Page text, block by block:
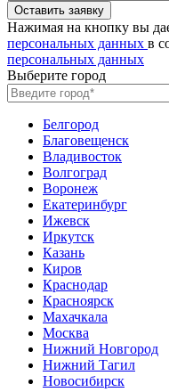
Нажимая на кнопку вы
персональных данных в
персональных данных
Выберите город
Белгород
Благовещенск
Владивосток
Волгоград
Воронеж
Екатеринбург
Ижевск
Иркутск
Казань
Киров
Краснодар
Красноярск
Махачкала
Москва
Нижний Новгород
Нижний Тагил
Новосибирск